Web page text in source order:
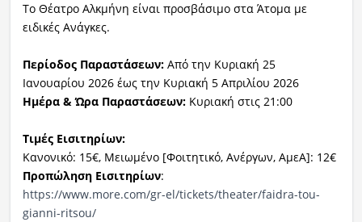
Το Θέατρο Αλκμήνη είναι προσβάσιμο στα Άτομα με
ειδικές Ανάγκες.
Περίοδος Παραστάσεων:Από την Κυριακή 25
Ιανουαρίου 2026 έως την Κυριακή 5 Απριλίου 2026
Ημέρα & Ώρα Παραστάσεων:Κυριακή στις 21:00
Τιμές Εισιτηρίων:
Κανονικό: 15€, Μειωμένο [Φοιτητικό, Ανέργων, ΑμεΑ]: 12€
Προπώληση Εισιτηρίων:
https://www.more.com/gr-el/tickets/theater/faidra-tou-
gianni-ritsou/